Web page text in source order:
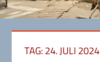
TAG:24. JULI 2024